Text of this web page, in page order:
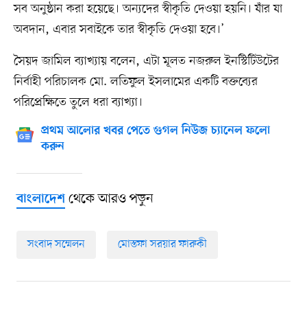
সব অনুষ্ঠান করা হয়েছে। অন্যদের স্বীকৃতি দেওয়া হয়নি। যাঁর যা
অবদান, এবার সবাইকে তার স্বীকৃতি দেওয়া হবে।’
সৈয়দ জামিল ব্যাখ্যায় বলেন, এটা মূলত নজরুল ইনস্টিটিউটের
নির্বাহী পরিচালক মো. লতিফুল ইসলামের একটি বক্তব্যের
পরিপ্রেক্ষিতে তুলে ধরা ব্যাখ্যা।
প্রথম আলোর খবর পেতে গুগল নিউজ চ্যানেল ফলো
করুন
বাংলাদেশথেকে আরও পড়ুন
সংবাদ সম্মেলন মোস্তফা সরয়ার ফারুকী